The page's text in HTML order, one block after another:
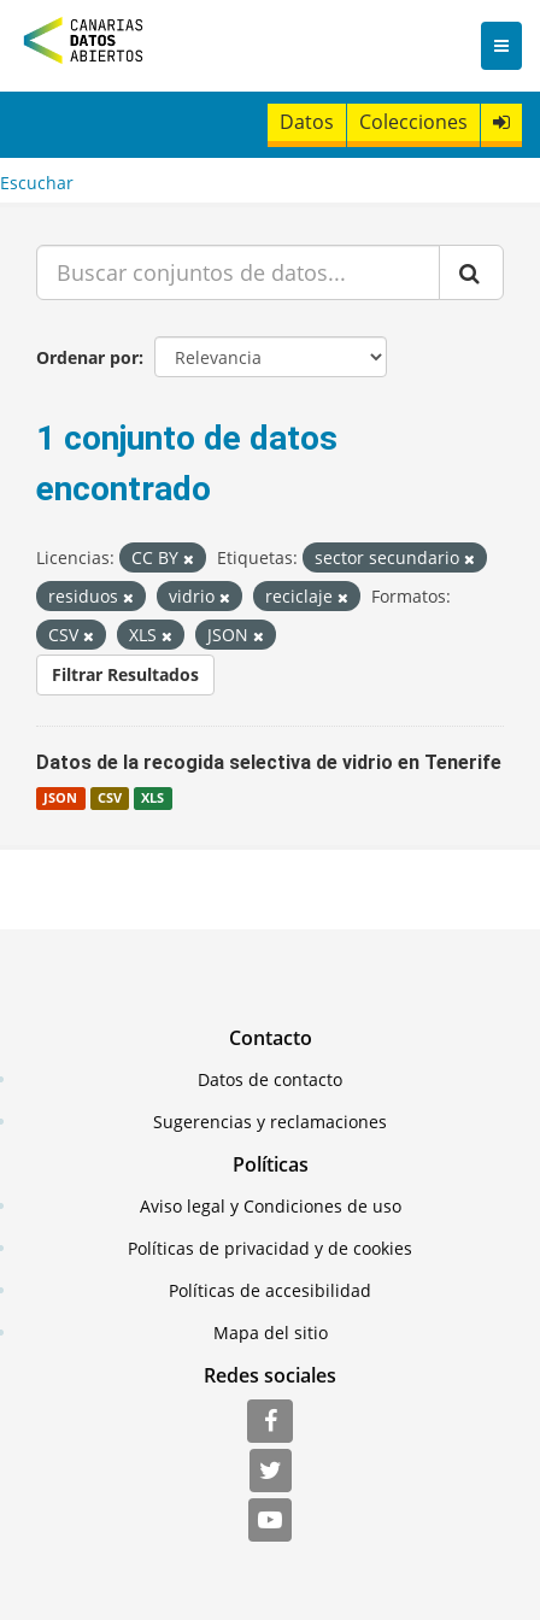
n
t
Datos Colecciones
Escuchar
Ordenar por
1 conjunto de datos
encontrado
Licencias: CC BY Etiquetas:
sector secundario
residuos
vidrio reciclaje
Formatos:
CSV
XLS
JSON
Filtrar Resultados
Datos de la recogida selectiva de vidrio en Tenerife
JSON CSV XLS
Contacto
Datos de contacto
Sugerencias y reclamaciones
Políticas
Aviso legal y Condiciones de uso
Políticas de privacidad y de cookies
Políticas de accesibilidad
Mapa del sitio
Redes sociales